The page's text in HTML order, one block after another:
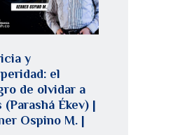
y
el
de olvidar a
(Parashá Ékev) |
Ospino M. |